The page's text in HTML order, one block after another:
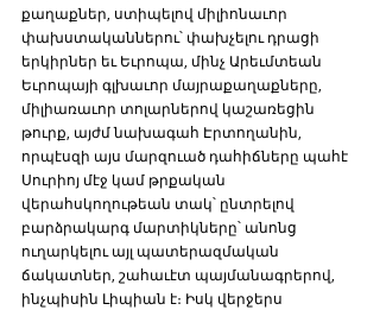
քաղաքներ, ստիպելով միլիոնաւոր
փախստականներու՝ փախչելու դրացի
երկիրներ եւ Եւրոպա, մինչ Արեւմտեան
Եւրոպայի գլխաւոր մայրաքաղաքները,
միլիառաւոր տոլարներով կաշառեցին
թուրք, այժմ նախագահ Էրտողանին,
որպէսզի այս մարզուած դահիճները պահէ
Սուրիոյ մէջ կամ թրքական
վերահսկողութեան տակ՝ ընտրելով
բարձրակարգ մարտիկները՝ անոնց
ուղարկելու այլ պատերազմական
ճակատներ, շահաւէտ պայմանագրերով,
ինչպիսին Լիպիան է։ Իսկ վերջերս